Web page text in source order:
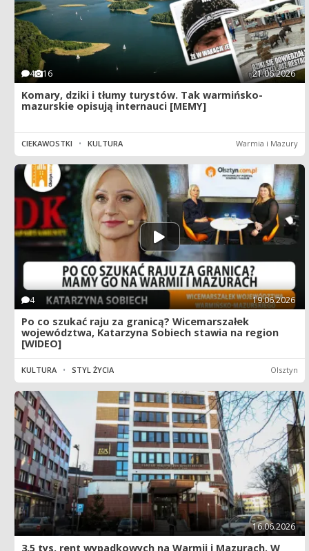
4 16 21.06.2026
Komary, dziki i tłumy turystów. Tak warmińsko-
mazurskie opisują internauci [MEMY]
CIEKAWOSTKI • KULTURA Warmia i Mazury
4 19.06.2026
Po co szukać raju za granicą? Wicemarszałek
województwa, Katarzyna Sobiech stawia na region
[WIDEO]
KULTURA • STYL ŻYCIA Olsztyn
16.06.2026
3,5 tys. rent wypadkowych na Warmii i Mazurach. W